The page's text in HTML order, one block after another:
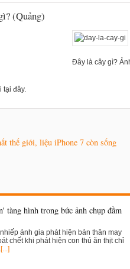
(Quảng)
Đây là cây gì?
tại đây.
thế giới, liệu iPhone 7 còn sống
tàng hình trong bức ảnh chụp đầm
ảnh gia phát hiện bản thân may
chết khi phát hiện con thú ăn thịt chỉ
[...]